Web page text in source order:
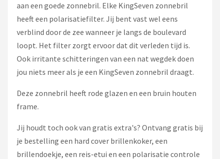
aan een goede zonnebril. Elke KingSeven zonnebril
heeft een polarisatiefilter. Jij bent vast wel eens
verblind door de zee wanneer je langs de boulevard
loopt. Het filter zorgt ervoor dat dit verleden tijd is.
Ook irritante schitteringen van een nat wegdek doen
jou niets meer als je een KingSeven zonnebril draagt.
Deze zonnebril heeft rode glazen en een bruin houten
frame.
Jij houdt toch ook van gratis extra's? Ontvang gratis bij
je bestelling een hard cover brillenkoker, een
brillendoekje, een reis-etui en een polarisatie controle